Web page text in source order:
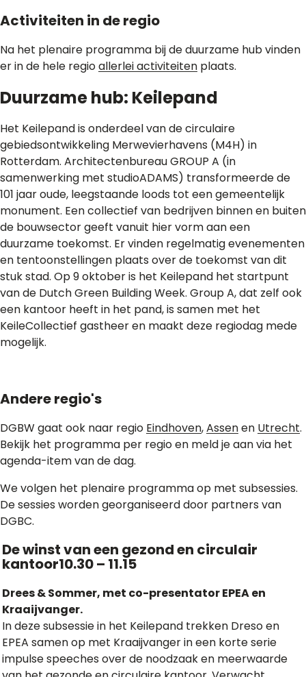
Activiteiten in de regio
Na het plenaire programma bij de duurzame hub vinden
er in de hele regioallerlei activiteiten plaats.
Duurzame hub: Keilepand
Het Keilepand is onderdeel van de circulaire
gebiedsontwikkeling Merwevierhavens (M4H) in
Rotterdam. Architectenbureau GROUP A (in
samenwerking met studioADAMS) transformeerde de
101 jaar oude, leegstaande loods tot een gemeentelijk
monument. Een collectief van bedrijven binnen en buiten
de bouwsector geeft vanuit hier vorm aan een
duurzame toekomst. Er vinden regelmatig evenementen
en tentoonstellingen plaats over de toekomst van dit
stuk stad. Op 9 oktober is het Keilepand het startpunt
van de Dutch Green Building Week. Group A, dat zelf ook
een kantoor heeft in het pand, is samen met het
KeileCollectief gastheer en maakt deze regiodag mede
mogelijk.
Andere regio's
DGBW gaat ook naar regio Eindhoven,Assenen Utrecht.
Bekijk het programma per regio en meld je aan via het
agenda-item van de dag.
We volgen het plenaire programma op met subsessies.
De sessies worden georganiseerd door partners van
DGBC.
De winst van een gezond en circulair
kantoor10.30 – 11.15
Drees & Sommer, met co-presentator EPEA en
Kraaijvanger.
In deze subsessie in het Keilepand trekken Dreso en
EPEA samen op met Kraaijvanger in een korte serie
impulse speeches over de noodzaak en meerwaarde